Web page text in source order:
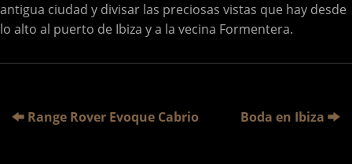
antigua ciudad y divisar las preciosas vistas que hay desde
lo alto al puerto de Ibiza y a la vecina Formentera.
Range Rover Evoque Cabrio Boda en Ibiza